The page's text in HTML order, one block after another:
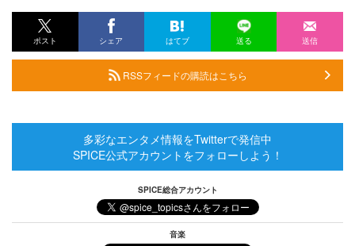
ポスト シェア はてブ 送る 送信
RSSフィードの購読はこちら
多彩なエンタメ情報をTwitterで発信中
SPICE公式アカウントをフォローしよう！
SPICE総合アカウント
音楽